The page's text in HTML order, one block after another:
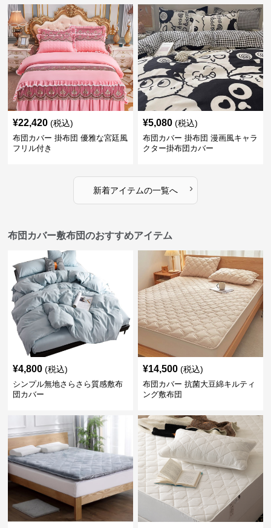
¥22,420 (税込)
布団カバー 掛布団 優雅な宮廷風
フリル付き
¥5,080 (税込)
布団カバー 掛布団 漫画風キャラ
クター掛布団カバー
新着アイテムの一覧へ ›
布団カバー敷布団のおすすめアイテム
¥4,800 (税込)
シンプル無地さらさら質感敷布
団カバー
¥14,500 (税込)
布団カバー 抗菌大豆綿キルティ
ング敷布団